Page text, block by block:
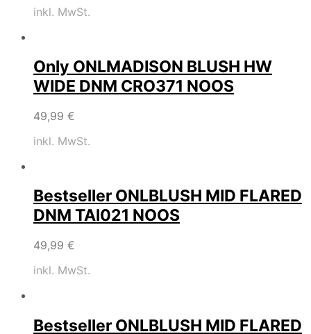
inkl. MwSt.
Only ONLMADISON BLUSH HW
WIDE DNM CRO371 NOOS
49,99 €
inkl. MwSt.
Bestseller ONLBLUSH MID FLARED
DNM TAI021 NOOS
49,99 €
inkl. MwSt.
Bestseller ONLBLUSH MID FLARED